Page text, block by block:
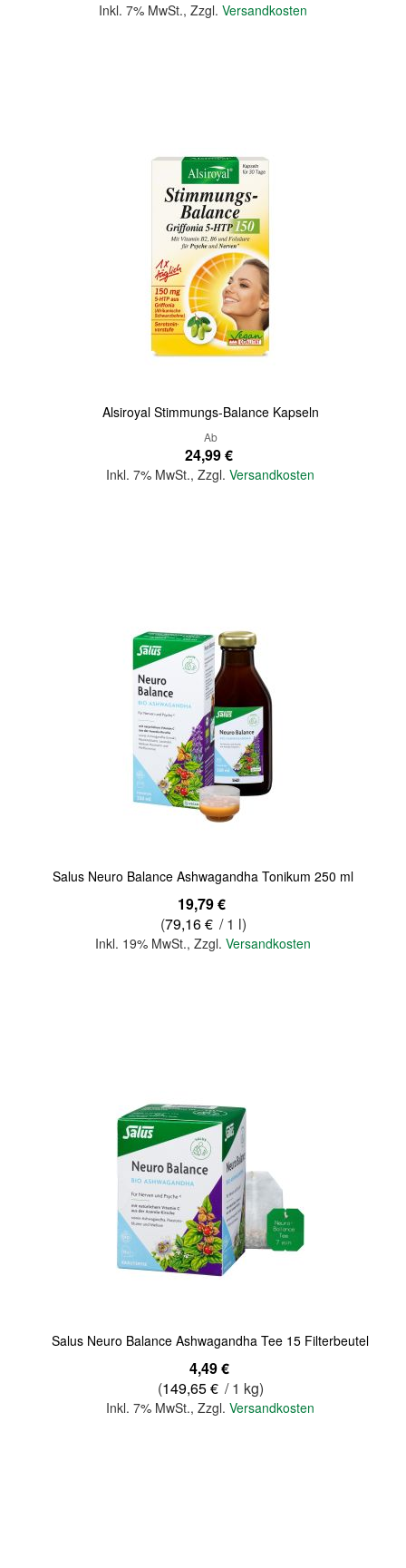
Inkl. 7% MwSt., Zzgl. Versandkosten
Alsiroyal Stimmungs-Balance Kapseln
Ab
24,99 €
Inkl. 7% MwSt.,Zzgl.Versandkosten
Salus Neuro Balance Ashwagandha Tonikum 250 ml
19,79 €
(79,16 € / 1 l)
Inkl. 19% MwSt., Zzgl. Versandkosten
Salus Neuro Balance Ashwagandha Tee 15 Filterbeutel
4,49 €
(149,65 € / 1 kg)
Inkl. 7% MwSt.,Zzgl.Versandkosten